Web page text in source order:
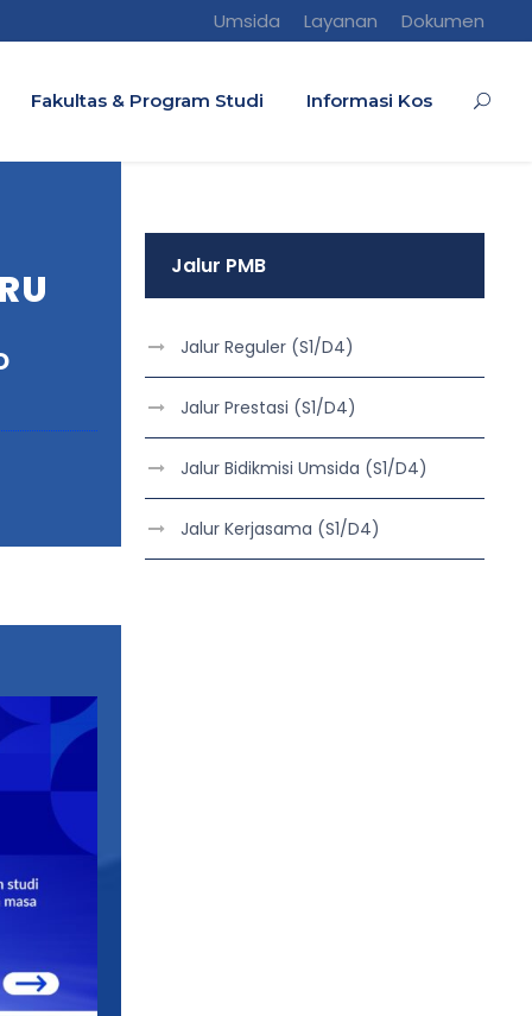
Umsida Layanan Dokumen
Fakultas & Program Studi Informasi Kos
Jalur PMB
Jalur Reguler (S1/D4)
Jalur Prestasi (S1/D4)
Jalur Bidikmisi Umsida (S1/D4)
Jalur Kerjasama (S1/D4)